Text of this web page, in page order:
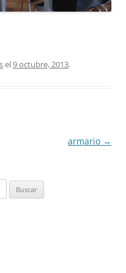
el9 octubre, 2013.
armario →